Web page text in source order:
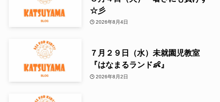
☆彡
2026年8月4日
７月２９日（水）未就園児教室
『はなまるランド👶』
2026年8月2日